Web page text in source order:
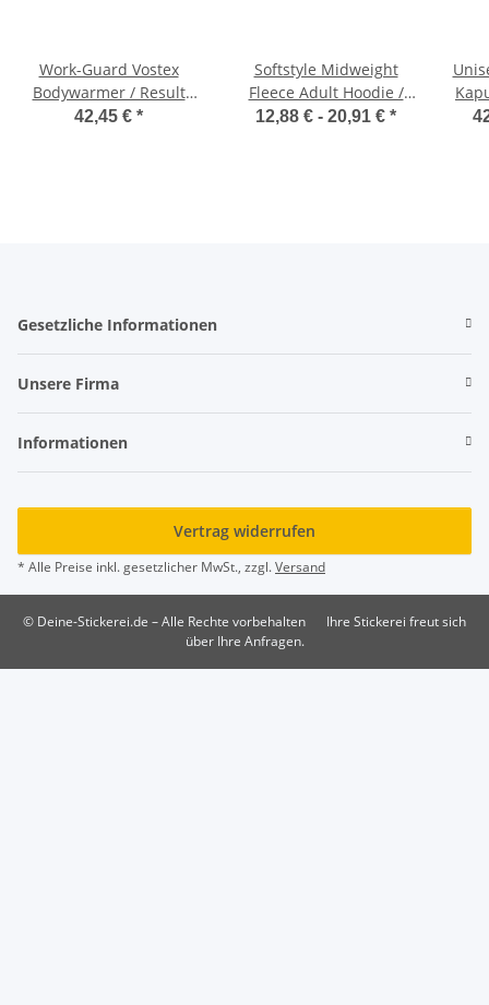
Work-Guard Vostex
Bodywarmer / Result
R306X
42,45 € *
Softstyle Midweight
Fleece Adult Hoodie /
Gildan SF500
12,88 € - 20,91 € *
Gesetzliche Informationen
Unsere Firma
Informationen
Vertrag widerrufen
* Alle Preise inkl. gesetzlicher MwSt., zzgl.Versand
© Deine-Stickerei.de – Alle Rechte vorbehalten
Ihre Stickerei freut sich
über Ihre Anfragen.